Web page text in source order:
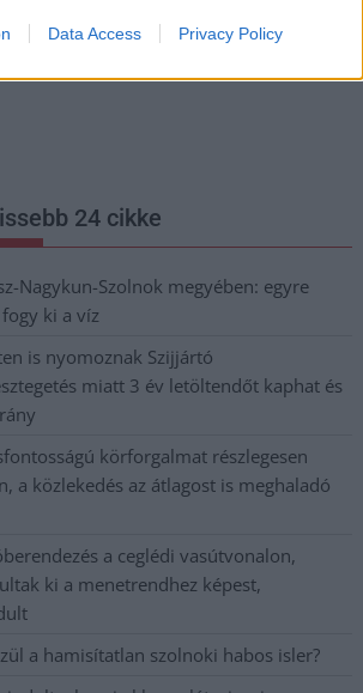
Data Access Privacy Policy
semmiről? Csak egy kattintás, és hírlevelünk a
24 cikke
Nagykun-Szolnok megyében: egyre
ki a víz
is nyomoznak Szijjártó
miatt 3 év letöltendőt kaphat és
körforgalmat részlegesen
a közlekedés az átlagost is meghaladó
a ceglédi vasútvonalon,
ki a menetrendhez képest,
a hamisítatlan szolnoki habos isler?